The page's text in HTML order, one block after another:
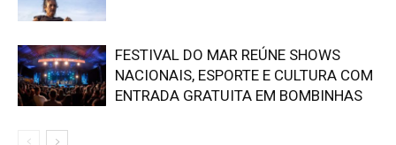
FESTIVAL DO MAR REÚNE SHOWS
NACIONAIS, ESPORTE E CULTURA COM
ENTRADA GRATUITA EM BOMBINHAS